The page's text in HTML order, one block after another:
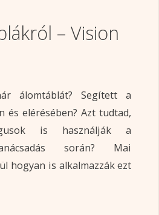
– Vision
álomtáblát? Segített a
és elérésében? Azt tudtad,
is használják a
során? Mai
hogyan is alkalmazzák ezt